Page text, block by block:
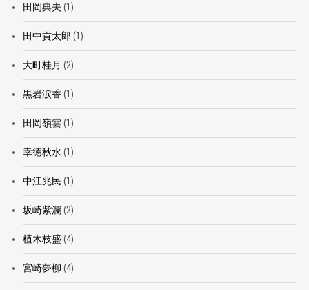
田岡典夫 (1)
田中貢太郎 (1)
大町桂月 (2)
黒岩涙香(1)
田岡嶺雲(1)
幸徳秋水 (1)
中江兆民 (1)
坂崎紫瀾(2)
植木枝盛 (4)
宮崎夢柳 (4)